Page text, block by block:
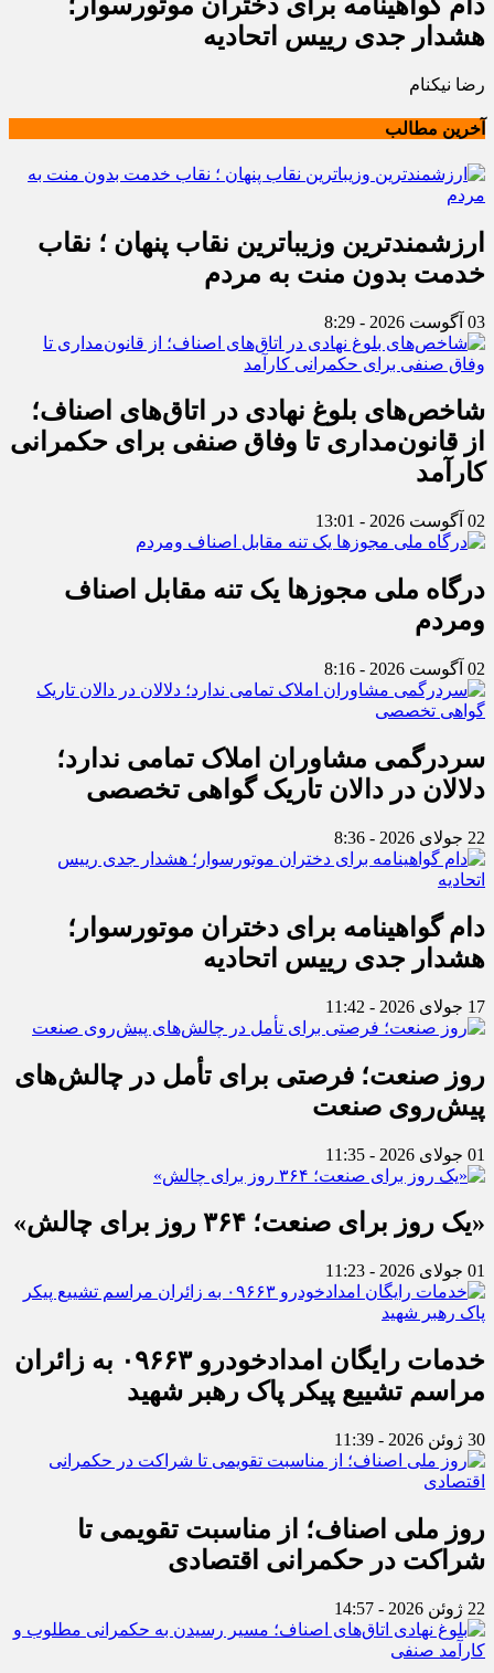
دام گواهینامه برای دختران موتورسوار؛
هشدار جدی رییس اتحادیه
رضا نیکنام
آخرین مطالب
ارزشمندترین وزیباترین نقاب پنهان ؛ نقاب
خدمت بدون منت به مردم
03 آگوست 2026 - 8:29
شاخص‌های بلوغ نهادی در اتاق‌های اصناف؛
از قانون‌مداری تا وفاق صنفی برای حکمرانی
کارآمد
02 آگوست 2026 - 13:01
درگاه ملی مجوزها یک تنه مقابل اصناف
ومردم
02 آگوست 2026 - 8:16
سردرگمی مشاوران املاک تمامی ندارد؛
دلالان در دالان تاریک گواهی تخصصی
22 جولای 2026 - 8:36
دام گواهینامه برای دختران موتورسوار؛
هشدار جدی رییس اتحادیه
17 جولای 2026 - 11:42
روز صنعت؛ فرصتی برای تأمل در چالش‌های
پیش‌روی صنعت
01 جولای 2026 - 11:35
«یک روز برای صنعت؛ ۳۶۴ روز برای چالش»
01 جولای 2026 - 11:23
خدمات رایگان امدادخودرو ۰۹۶۶۳ به زائران
مراسم تشییع پیکر پاک رهبر شهید
30 ژوئن 2026 - 11:39
روز ملی اصناف؛ از مناسبت تقویمی تا
شراکت در حکمرانی اقتصادی
22 ژوئن 2026 - 14:57